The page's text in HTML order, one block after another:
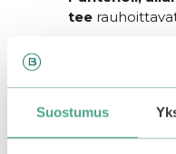
Suostumus
tee
Ota pieni määrä